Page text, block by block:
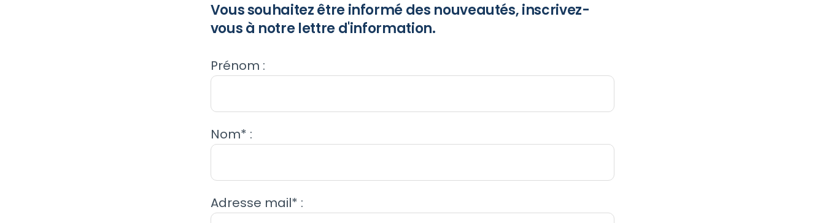
Vous souhaitez être informé des nouveautés, inscrivez-
vous à notre lettre d'information.
Prénom :
Nom* :
Adresse mail* :